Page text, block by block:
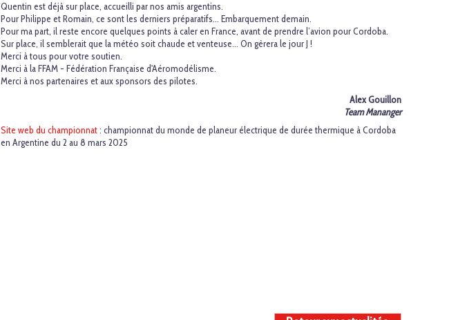
Quentin est déjà sur place, accueilli par nos amis argentins.
Pour Philippe et Romain, ce sont les derniers préparatifs… Embarquement demain.
Pour ma part, il reste encore quelques points à caler en France, avant de prendre l’avion pour Cordoba.
Sur place, il semblerait que la météo soit chaude et venteuse… On gèrera le jour J !
Merci à tous pour votre soutien.
Merci à la FFAM - Fédération Française d'Aéromodélisme.
Merci à nos partenaires et aux sponsors des pilotes.
Alex Gouillon
Team Mananger
Site web du championnat: championnat du monde de planeur électrique de durée thermique à Cordoba
en Argentine du 2 au 8 mars 2025